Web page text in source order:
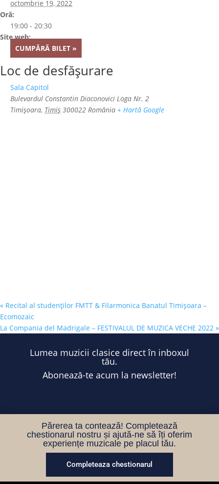
octombrie 19, 2022
Oră:
19:00 - 20:30
Site web:
CUMPĂRĂ BILET »
Loc de desfășurare
Sala Capitol
Bulevardul Constantin Diaconovici Loga Nr. 2
Timișoara, Timiș 300022 România + Hartă Google
« Recital al studenților FMTT & Filarmonica Banatul Timișoara –
Ecomozaic
La Compania del Madrigale – FESTIVALUL DE MUZICA VECHE 2022 »
Lumea muzicii clasice direct în inboxul
tău.
Abonează-te acum la newsletter!
Părerea ta contează! Completează
chestionarul nostru și ajută-ne să îți oferim
experiențe muzicale pe placul tău.
Completeaza chestionarul